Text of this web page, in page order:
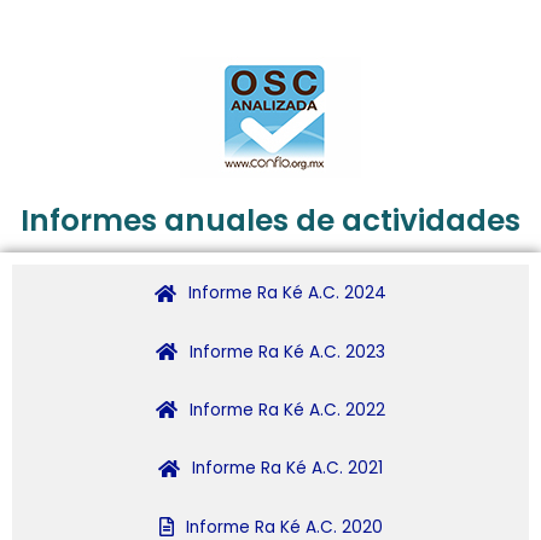
Informes anuales de actividades
Informe Ra Ké A.C. 2024
Informe Ra Ké A.C. 2023
Informe Ra Ké A.C. 2022
Informe Ra Ké A.C. 2021
Informe Ra Ké A.C. 2020